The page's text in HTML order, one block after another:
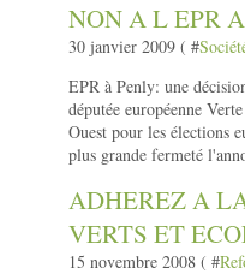
NON A L EPR
30 janvier 2009 ( #
EPR à Penly: une
députée européenne
Ouest pour les élections
plus grande fermeté
ADHEREZ A
VERTS ET
15 novembre 2008 ( #